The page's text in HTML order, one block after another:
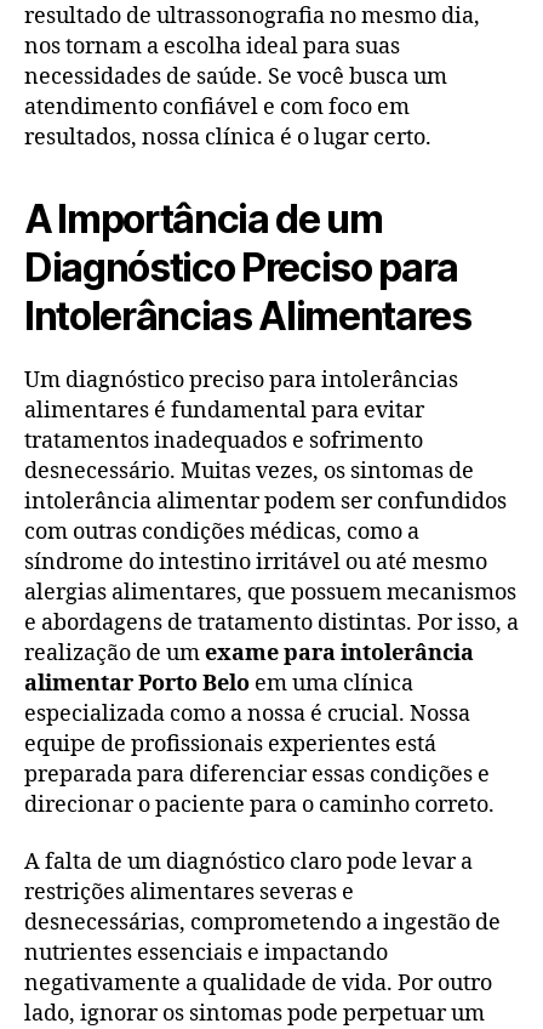
resultado de ultrassonografia no mesmo dia,
nos tornam a escolha ideal para suas
necessidades de saúde. Se você busca um
atendimento confiável e com foco em
resultados, nossa clínica é o lugar certo.
A Importância de um
Diagnóstico Preciso para
Intolerâncias Alimentares
Um diagnóstico preciso para intolerâncias
alimentares é fundamental para evitar
tratamentos inadequados e sofrimento
desnecessário. Muitas vezes, os sintomas de
intolerância alimentar podem ser confundidos
com outras condições médicas, como a
síndrome do intestino irritável ou até mesmo
alergias alimentares, que possuem mecanismos
e abordagens de tratamento distintas. Por isso, a
realização de umexame para intolerância
alimentar Porto Belo em uma clínica
especializada como a nossa é crucial. Nossa
equipe de profissionais experientes está
preparada para diferenciar essas condições e
direcionar o paciente para o caminho correto.
A falta de um diagnóstico claro pode levar a
restrições alimentares severas e
desnecessárias, comprometendo a ingestão de
nutrientes essenciais e impactando
negativamente a qualidade de vida. Por outro
lado, ignorar os sintomas pode perpetuar um